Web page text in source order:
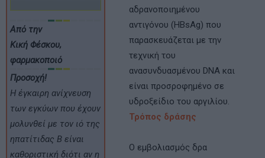
Από την
Κική Φέσκου,
φαρμακοποιό
Προσοχή!
Η έγκαιρη ανίχνευση
των εγκύων που έχουν
μολυνθεί με τον ιό της
ηπατίτιδας Β είναι
καθοριστική διότι αν η
αδρανοποιημένου
αντιγόνου (HBsAg) που
παρασκευάζεται με την
τεχνική του
ανασυνδυασμένου DNA και
είναι προσροφημένο σε
υδροξείδιο του αργιλίου.
Τρόπος δράσης
Ο εμβολιασμός δρα